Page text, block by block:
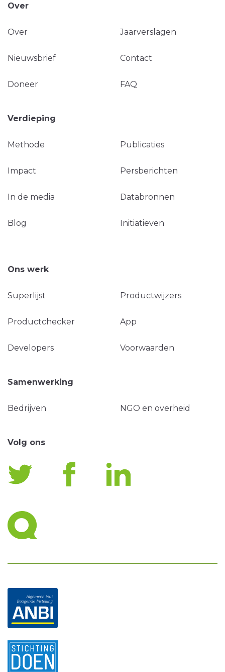
Over
Over Jaarverslagen
Nieuwsbrief Contact
Doneer FAQ
Verdieping
Methode Publicaties
Impact Persberichten
In de media Databronnen
Blog Initiatieven
Ons werk
Superlijst Productwijzers
Productchecker App
Developers Voorwaarden
Samenwerking
Bedrijven NGO en overheid
Volg ons